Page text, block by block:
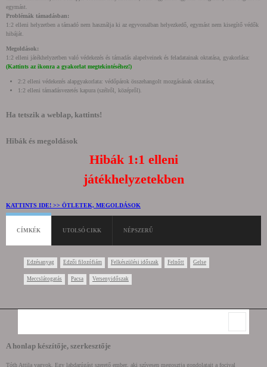
egymást.
Problémák támadásban:
1:2 elleni helyzetben a támadó nem használja ki az egyvonalban helyezkedő, egymást nem kisegítő védők
hibáját.
Megoldások:
1:2 elleni játékhelyzetben való védekezés és támadás alapelveinek és feladatainak oktatása, gyakorlása:
(Kattints az ikonra a gyakorlat megtekintéséhez!)
2:2 elleni védekezés alapgyakorlata: védőpárok összehangolt mozgásának oktatása;
1:2 elleni támadásvezetés kapura (szélről, középről).
Ha tetszik a weblap, kattints!
Hibák és megoldások
Hibák 1:1 elleni
játékhelyzetekben
KATTINTS IDE! >> ÖTLETEK, MEGOLDÁSOK
CÍMKÉK UTOLSÓ CIKK NÉPSZERŰ
Edzésanyag Edzői filozófiám Felkészülési időszak Felnőtt Gelse
Meccslátogatás Pacsa Versenyidőszak
A honlap készítője, szerkesztője
Tóth Attila vagyok. Egy labdarúgást szerető ember, aki szívesen megosztja gondolatait a focival